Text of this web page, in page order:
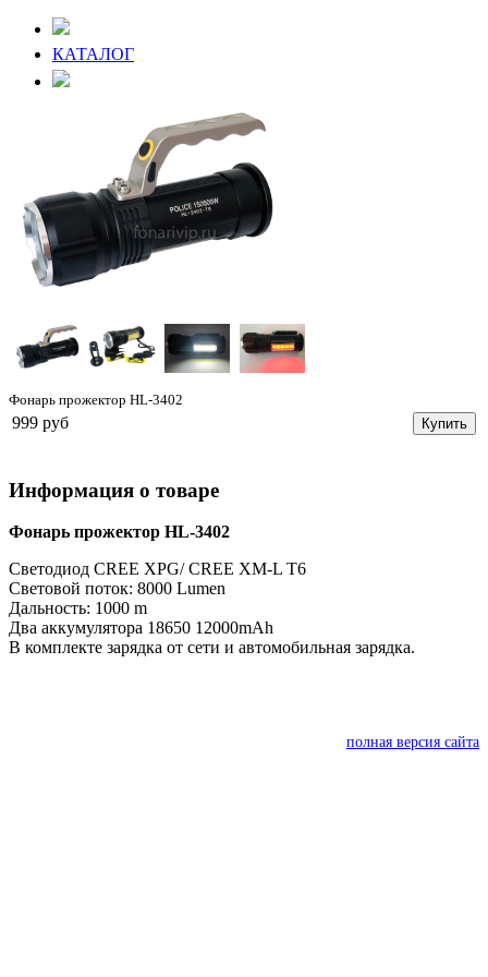
КАТАЛОГ
Фонарь прожектор HL-3402
999 руб Купить
Информация о товаре
Фонарь прожектор HL-3402
Светодиод CREE XPG/ CREE XM-L T6
Световой поток: 8000 Lumen
Дальность: 1000 m
Два аккумулятора 18650 12000mAh
В комплекте зарядка от сети и автомобильная зарядка.
полная версия сайта